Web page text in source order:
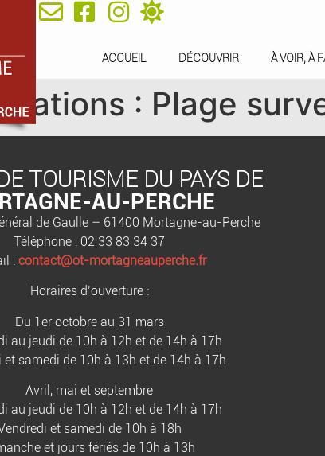
ACCUEIL DÉCOUVRIR À VOIR, À
: Plage
TOURISME DU PAYS DE
AU-PERCHE
de Gaulle – 61400 Mortagne-au-Perche
Téléphone : 02 33 83 34 37
: contact@ot-mortagneauperche.fr
Horaires d’ouverture :
Du 1er octobre au 31 mars
au jeudi de 10h à 12h et de 14h à 17h
et samedi de 10h à 13h et de 14h à 17h
Avril, mai et septembre
au jeudi de 10h à 12h et de 14h à 17h
et samedi de 10h à 18h
et jours fériés de 10h à 13h